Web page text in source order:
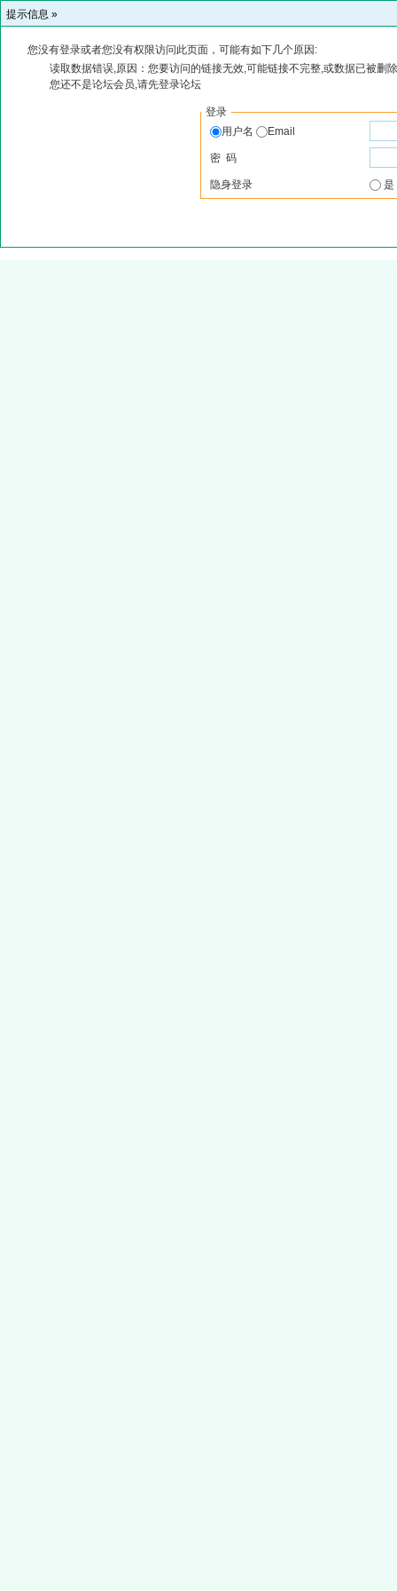
提示信息 »
您没有登录或者您没有权限访问此页面，可能有如下几个原因:
读取数据错误,原因：您要访问的链接无效,可能链接不完整,或数据已被删
您还不是论坛会员,请先登录论坛
登录
用户名
Email
密 码
隐身登录